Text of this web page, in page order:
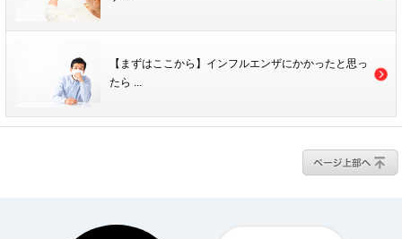
【まずはここから】インフルエンザにかかったと思っ
たら ...